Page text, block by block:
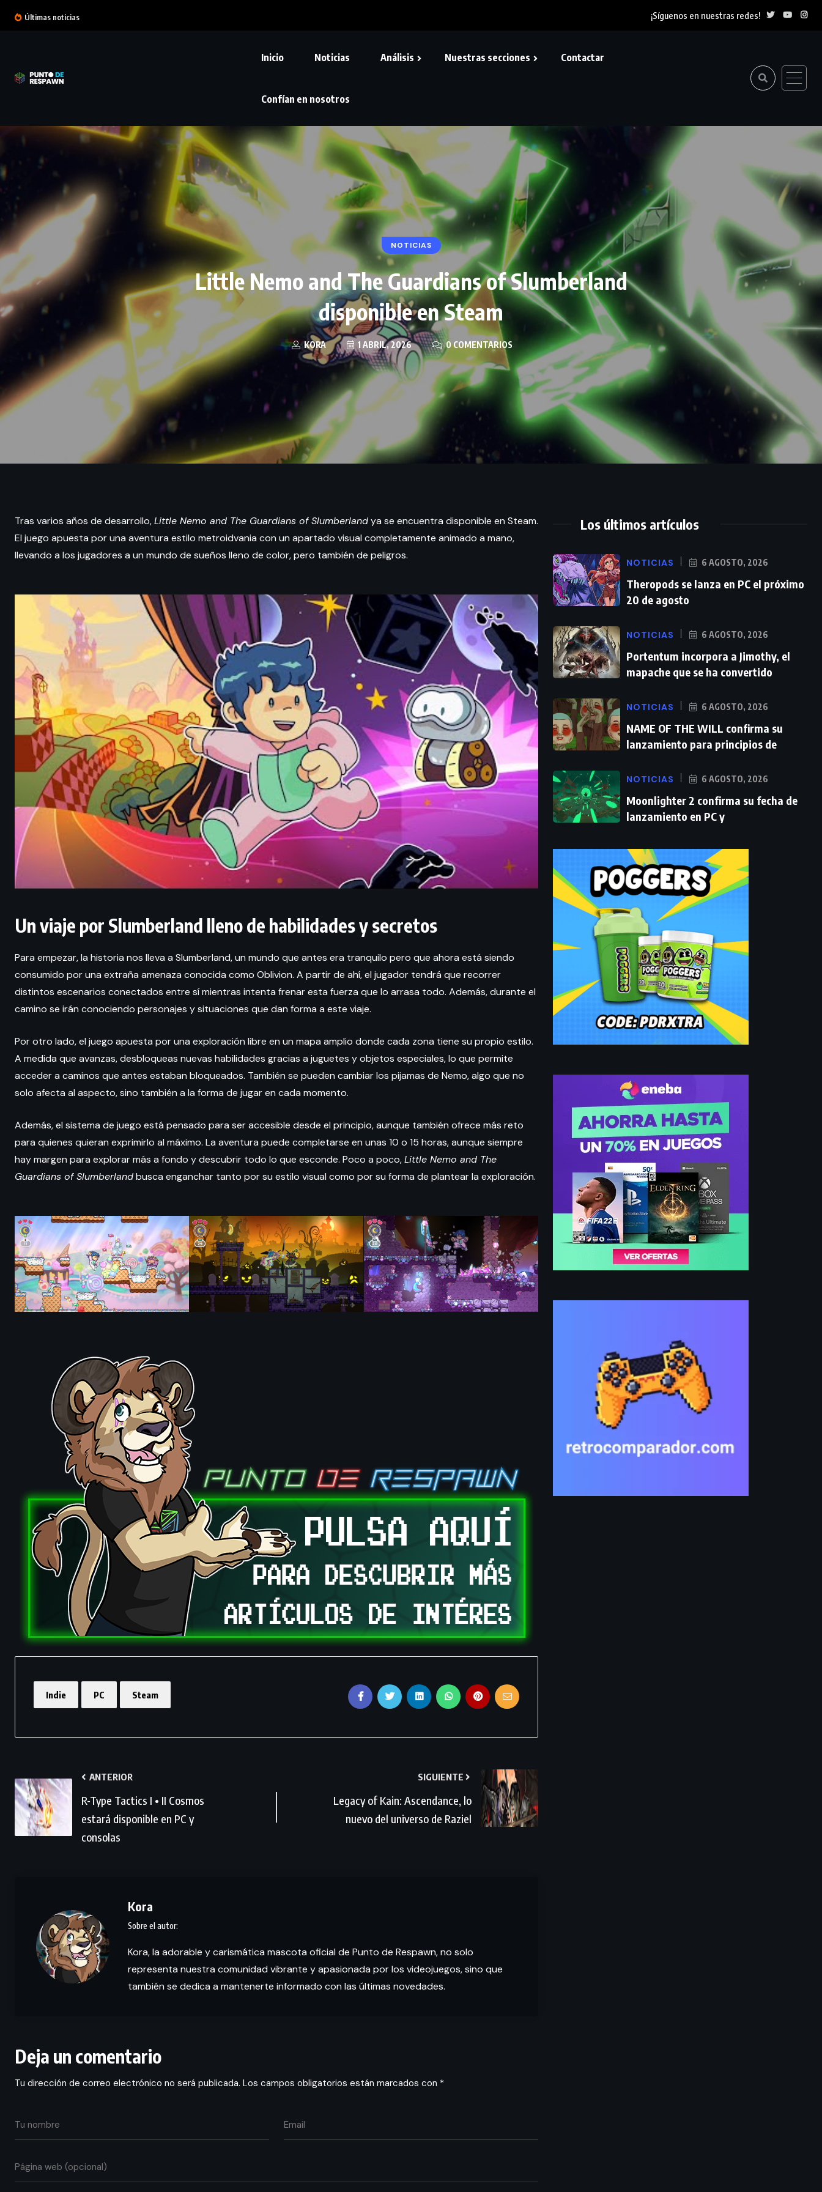
Últimas noticias ¡Síguenos en nuestras redes!
Inicio Noticias Análisis Nuestras secciones Contactar
Confían en nosotros
NOTICIAS
Little Nemo and The Guardians of Slumberland
disponible en Steam
KORA 1 ABRIL, 2026 0 COMENTARIOS
Tras varios años de desarrollo,Little Nemo and The Guardians of Slumberlandya se encuentra disponible en Steam.
El juego apuesta por una aventura estilo metroidvania con un apartado visual completamente animado a mano,
llevando a los jugadores a un mundo de sueños lleno de color, pero también de peligros.
Un viaje por Slumberland lleno de habilidades y secretos
Para empezar, la historia nos lleva a Slumberland, un mundo que antes era tranquilo pero que ahora está siendo
consumido por una extraña amenaza conocida como Oblivion. A partir de ahí, el jugador tendrá que recorrer
distintos escenarios conectados entre sí mientras intenta frenar esta fuerza que lo arrasa todo. Además, durante el
camino se irán conociendo personajes y situaciones que dan forma a este viaje.
Por otro lado, el juego apuesta por una exploración libre en un mapa amplio donde cada zona tiene su propio estilo.
A medida que avanzas, desbloqueas nuevas habilidades gracias a juguetes y objetos especiales, lo que permite
acceder a caminos que antes estaban bloqueados. También se pueden cambiar los pijamas de Nemo, algo que no
solo afecta al aspecto, sino también a la forma de jugar en cada momento.
Además, el sistema de juego está pensado para ser accesible desde el principio, aunque también ofrece más reto
para quienes quieran exprimirlo al máximo. La aventura puede completarse en unas 10 o 15 horas, aunque siempre
hay margen para explorar más a fondo y descubrir todo lo que esconde. Poco a poco,Little Nemo and The
Guardians of Slumberlandbusca enganchar tanto por su estilo visual como por su forma de plantear la exploración.
Indie PC Steam
ANTERIOR
R-Type Tactics I • II Cosmos
estará disponible en PC y
consolas
SIGUIENTE
Legacy of Kain: Ascendance, lo
nuevo del universo de Raziel
Kora
Kora, la adorable y carismática mascota oficial de Punto de Respawn, no solo
representa nuestra comunidad vibrante y apasionada por los videojuegos, sino que
también se dedica a mantenerte informado con las últimas novedades.
Deja un comentario
Tu dirección de correo electrónico no será publicada. Los campos obligatorios están marcados con *
Los últimos artículos
NOTICIAS 6 AGOSTO, 2026
Theropods se lanza en PC el próximo
20 de agosto
NOTICIAS 6 AGOSTO, 2026
Portentum incorpora a Jimothy, el
mapache que se ha convertido
NOTICIAS 6 AGOSTO, 2026
NAME OF THE WILL confirma su
lanzamiento para principios de
NOTICIAS 6 AGOSTO, 2026
Moonlighter 2 confirma su fecha de
lanzamiento en PC y